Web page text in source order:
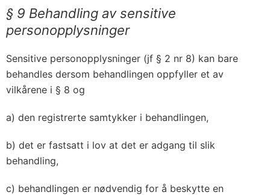
§ 9 Behandling av sensitive
personopplysninger
Sensitive personopplysninger (jf § 2 nr 8) kan bare
behandles dersom behandlingen oppfyller et av
vilkårene i § 8 og
a) den registrerte samtykker i behandlingen,
b) det er fastsatt i lov at det er adgang til slik
behandling,
c) behandlingen er nødvendig for å beskytte en